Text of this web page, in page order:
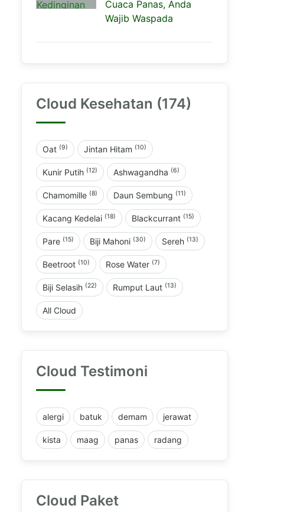
Cuaca Panas, Anda
Wajib Waspada
Cloud Kesehatan (174)
Oat (9) Jintan Hitam (10)
Kunir Putih (12) Ashwagandha (6)
Chamomille (8) Daun Sembung (11)
Kacang Kedelai (18) Blackcurrant (15)
Pare (15) Biji Mahoni (30) Sereh (13)
Beetroot (10) Rose Water (7)
Biji Selasih (22) Rumput Laut (13)
All Cloud
Cloud Testimoni
alergi batuk demam jerawat
kista maag panas radang
Cloud Paket